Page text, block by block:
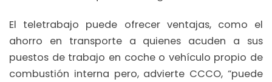
El teletrabajo puede ofrecer ventajas, como el
ahorro en transporte a quienes acuden a sus
puestos de trabajo en coche o vehículo propio de
combustión interna pero, advierte CCCO, “puede